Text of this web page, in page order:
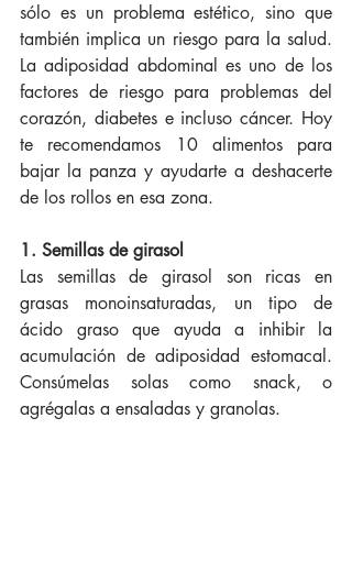
sólo es un problema estético, sino que
también implica un riesgo para la salud.
La adiposidad abdominal es uno de los
factores de riesgo para problemas del
corazón, diabetes e incluso cáncer. Hoy
te recomendamos 10 alimentos para
bajar la panza y ayudarte a deshacerte
de los rollos en esa zona.
1. Semillas de girasol
Las semillas de girasol son ricas en
grasas monoinsaturadas, un tipo de
ácido graso que ayuda a inhibir la
acumulación de adiposidad estomacal.
Consúmelas solas como snack, o
agrégalas a ensaladas y granolas.